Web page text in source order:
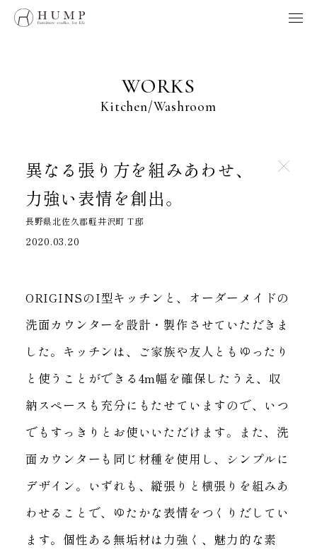
Follow us
WORKS
Kitchen Washroom
異なる張り方を組みあわせ、
力強い表情を創出。
長野県北佐久郡軽井沢町 T邸
2020.03.20
ORIGINSのI型キッチンと、オーダーメイドの
洗面カウンターを設計・製作させていただきま
した。 キッチンは、ご家族や友人ともゆったり
と使うことができる4m幅を確保したうえ、 収
納スペースも充分にもたせていますので、いつ
でもすっきりとお使いいただけます。
また、洗
面カウンターも同じ材種を使用し、シンプルに
デザイン。 いずれも、縦張りと横張りを組みあ
わせることで、ゆたかな表情をつくりだしてい
ます。 個性ある無垢材は力強く、魅力的な素